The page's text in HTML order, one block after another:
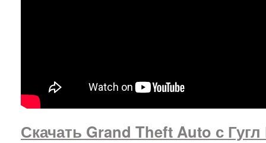
Скачать Grand Theft Auto с